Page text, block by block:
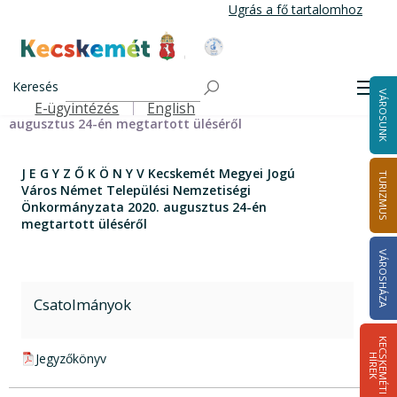
tartalomra
Ugrás a fő tartalomhoz
Kecskemét Város Honlapja
Keresés
Felső navigáció
E-ügyintézés English VÁROSUNK
TURIZMUS
VÁROSHÁZA
K
E
C
S
K
E
M
É
T
I
HÍ
R
E
K
J E G Y Z Ő K Ö N Y V Kecskemét Megyei Jogú Város
Német Települési Nemzetiségi Önkormányzata 2020.
augusztus 24-én megtartott üléséről
J E G Y Z Ő K Ö N Y V Kecskemét Megyei Jogú
Város Német Települési Nemzetiségi
Önkormányzata 2020. augusztus 24-én
megtartott üléséről
Csatolmányok
pdf csatolmány:
Jegyzőkönyv